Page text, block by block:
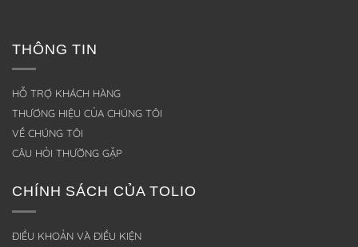
THÔNG TIN
HỖ TRỢ KHÁCH HÀNG
THƯƠNG HIỆU CỦA CHÚNG TÔI
VỀ CHÚNG TÔI
CÂU HỎI THƯỜNG GẶP
CHÍNH SÁCH CỦA TOLIO
ĐIỀU KHOẢN VÀ ĐIỀU KIỆN